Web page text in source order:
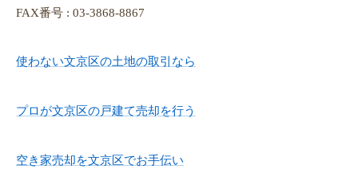
FAX番号 : 03-3868-8867
使わない文京区の土地の取引なら
プロが文京区の戸建て売却を行う
空き家売却を文京区でお手伝い